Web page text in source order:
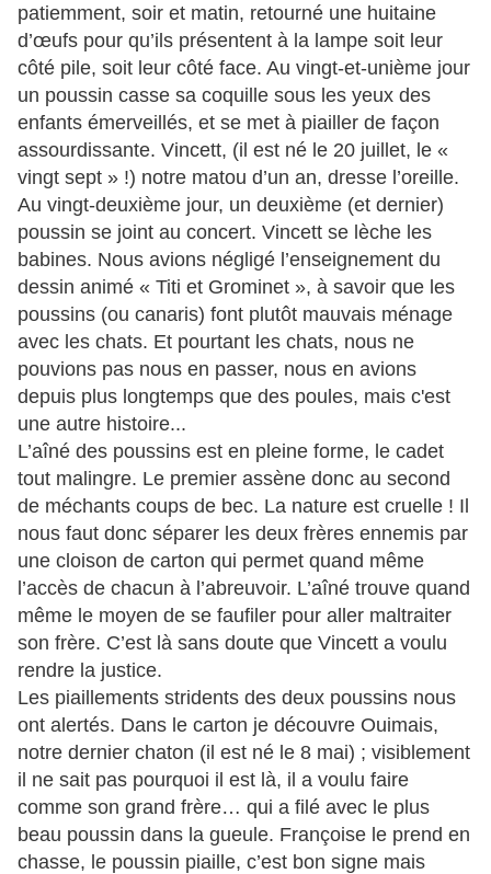
patiemment, soir et matin, retourné une huitaine
d’œufs pour qu’ils présentent à la lampe soit leur
côté pile, soit leur côté face. Au vingt-et-unième jour
un poussin casse sa coquille sous les yeux des
enfants émerveillés, et se met à piailler de façon
assourdissante. Vincett, (il est né le 20 juillet, le «
vingt sept » !) notre matou d’un an, dresse l’oreille.
Au vingt-deuxième jour, un deuxième (et dernier)
poussin se joint au concert. Vincett se lèche les
babines. Nous avions négligé l’enseignement du
dessin animé « Titi et Grominet », à savoir que les
poussins (ou canaris) font plutôt mauvais ménage
avec les chats. Et pourtant les chats, nous ne
pouvions pas nous en passer, nous en avions
depuis plus longtemps que des poules, mais c'est
une autre histoire...
L’aîné des poussins est en pleine forme, le cadet
tout malingre. Le premier assène donc au second
de méchants coups de bec. La nature est cruelle ! Il
nous faut donc séparer les deux frères ennemis par
une cloison de carton qui permet quand même
l’accès de chacun à l’abreuvoir. L’aîné trouve quand
même le moyen de se faufiler pour aller maltraiter
son frère. C’est là sans doute que Vincett a voulu
rendre la justice.
Les piaillements stridents des deux poussins nous
ont alertés. Dans le carton je découvre Ouimais,
notre dernier chaton (il est né le 8 mai) ; visiblement
il ne sait pas pourquoi il est là, il a voulu faire
comme son grand frère… qui a filé avec le plus
beau poussin dans la gueule. Françoise le prend en
chasse, le poussin piaille, c’est bon signe mais